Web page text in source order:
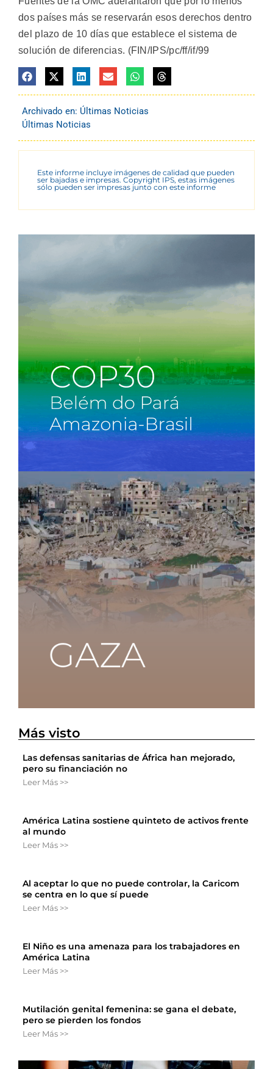
dos países más se reservarán esos derechos dentro
del plazo de 10 días que establece el sistema de
solución de diferencias. (FIN/IPS/pc/ff/if/99
Archivado en: Últimas Noticias
Últimas Noticias
Este informe incluye imágenes de calidad que pueden
ser bajadas e impresas. Copyright IPS, estas imágenes
sólo pueden ser impresas junto con este informe
Más visto
Las defensas sanitarias de África han mejorado,
pero su financiación no
Leer Más >>
América Latina sostiene quinteto de activos frente
al mundo
Leer Más >>
Al aceptar lo que no puede controlar, la Caricom
se centra en lo que sí puede
Leer Más >>
El Niño es una amenaza para los trabajadores en
América Latina
Leer Más >>
Mutilación genital femenina: se gana el debate,
pero se pierden los fondos
Leer Más >>